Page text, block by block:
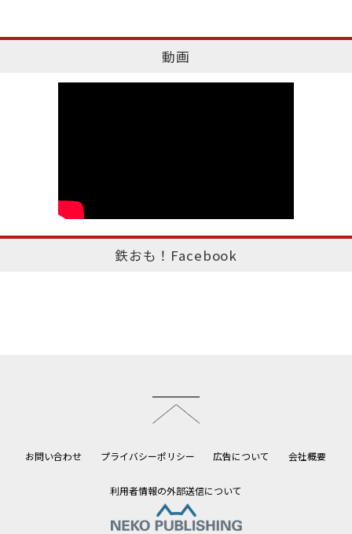
動画
鉄おも！Facebook
お問い合わせ プライバシーポリシー 広告について 会社概要
利用者情報の外部送信について